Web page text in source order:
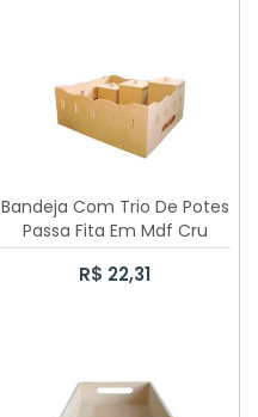
Bandeja Com Trio De Potes
Passa Fita Em Mdf Cru
R$ 22,31